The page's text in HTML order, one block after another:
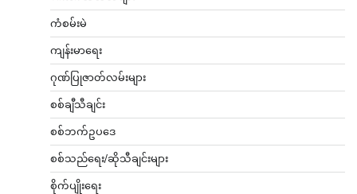
ကံစမ်းမဲ
ကျန်းမာရေး
ဂုဏ်ပြုဇာတ်လမ်းများ
စစ်ချီသီချင်း
စစ်ဘက်ဥပဒေ
စစ်သည်ရေး/ဆိုသီချင်းများ
စိုက်ပျိုးရေး